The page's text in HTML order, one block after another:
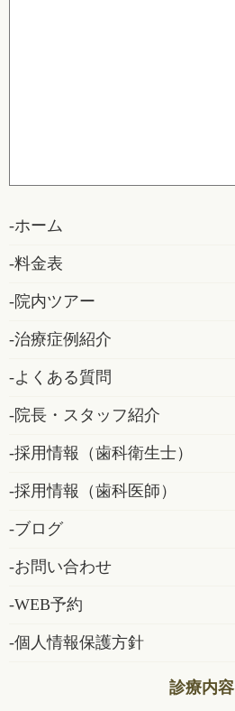
ホーム
料金表
院内ツアー
治療症例紹介
よくある質問
院長・スタッフ紹介
採用情報（歯科衛生士）
採用情報（歯科医師）
ブログ
お問い合わせ
WEB予約
個人情報保護方針
診療内容